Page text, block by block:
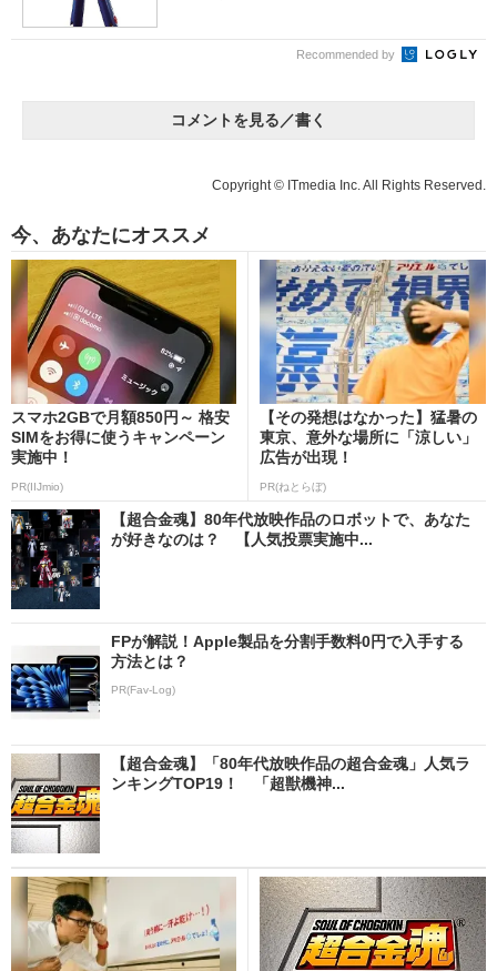
Recommended by
コメントを見る／書く
Copyright © ITmedia Inc. All Rights Reserved.
今、あなたにオススメ
スマホ2GBで月額850円～ 格安
SIMをお得に使うキャンペーン
実施中！
PR(IIJmio)
【その発想はなかった】猛暑の
東京、意外な場所に「涼しい」
広告が出現！
PR(ねとらぼ)
【超合金魂】80年代放映作品のロボットで、あなた
が好きなのは？ 【人気投票実施中...
FPが解説！Apple製品を分割手数料0円で入手する
方法とは？
PR(Fav-Log)
【超合金魂】「80年代放映作品の超合金魂」人気ラ
ンキングTOP19！ 「超獣機神...